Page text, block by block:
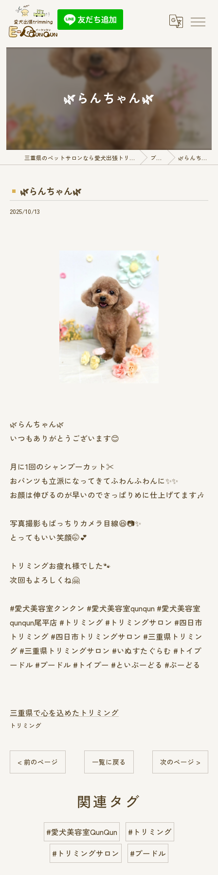
🌿‬らんちゃん🌿
三重県のペットサロンなら愛犬出張トリミング E-QunQun ブログ 🌿‬らんちゃん🌿
🌿‬らんちゃん🌿
2025/10/13
🌿‬らんちゃん🌿
いつもありがとうございます😊
月に1回のシャンプーカット✂️
おパンツも立派になってきてふわんふわんに✨✨
お顔は伸びるのが早いのでさっぱりめに仕上げてます🎶
写真撮影もばっちりカメラ目線😆📷✨
とってもいい笑顔🤭💕
トリミングお疲れ様でした🐾
次回もよろしくね🤗
#愛犬美容室クンクン #愛犬美容室qunqun #愛犬美容室
qunqun尾平店 #トリミング #トリミングサロン #四日市
トリミング #四日市トリミングサロン #三重県トリミン
グ #三重県トリミングサロン #いぬすたぐらむ #トイプ
ードル #プードル #トイプー #といぷーどる #ぷーどる
三重県で心を込めたトリミング
トリミング
< 前のページ 一覧に戻る 次のページ >
関連タグ
#愛犬美容室QunQun
#トリミング
#トリミングサロン
#プードル